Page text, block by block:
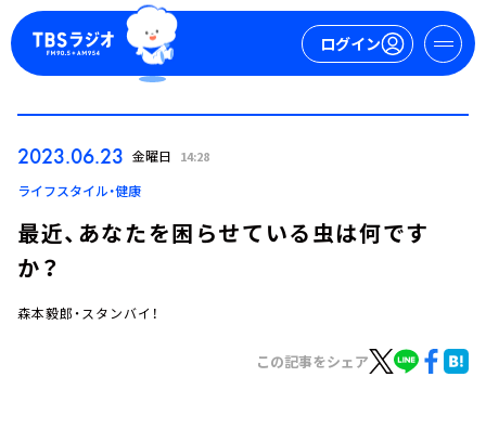
ログイン
ログイン
2023.06.23 金曜日 14:28
ライフスタイル・健康
最近、あなたを困らせている虫は何です
か？
森本毅郎・スタンバイ！
この記事をシェア